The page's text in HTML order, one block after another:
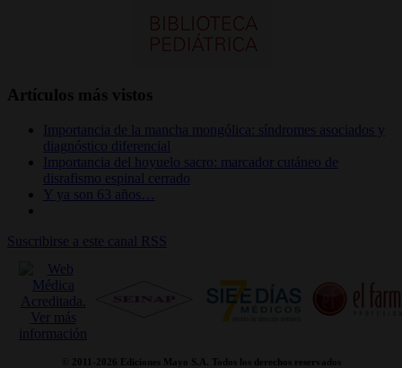
Artículos más vistos
Importancia de la mancha mongólica: síndromes asociados y
diagnóstico diferencial
Importancia del hoyuelo sacro: marcador cutáneo de
disrafismo espinal cerrado
Y ya son 63 años…
Suscribirse a este canal RSS
© 2011- 2026 Ediciones Mayo S.A. Todos los derechos reservados